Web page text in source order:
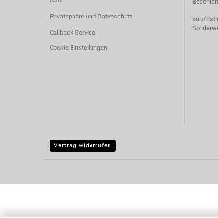
Privatsphäre und Datenschutz
Callback Service
Cookie Einstellungen
Vertrag widerrufen